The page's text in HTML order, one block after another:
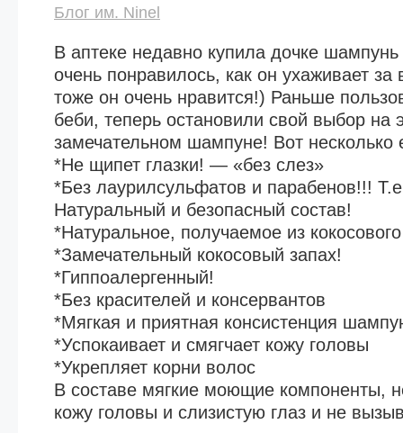
Блог им. Ninel
В аптеке недавно купила дочке
очень понравилось, как он ухаживает
тоже он очень нравится!) Раньше
беби, теперь остановили свой выбор на
замечательном шампуне! Вот несколько
*Не щипет глазки! — «без слез»
*Без лаурилсульфатов и парабенов!!!
Натуральный и безопасный состав!
*Натуральное, получаемое из
*Замечательный кокосовый запах!
*Гиппоалергенный!
*Без красителей и консервантов
*Мягкая и приятная консистенция
*Успокаивает и смягчает кожу головы
*Укрепляет корни волос
В составе мягкие моющие компоненты,
кожу головы и слизистую глаз и не